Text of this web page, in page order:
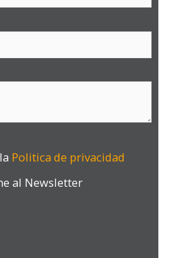
Politica de privacidad
al Newsletter